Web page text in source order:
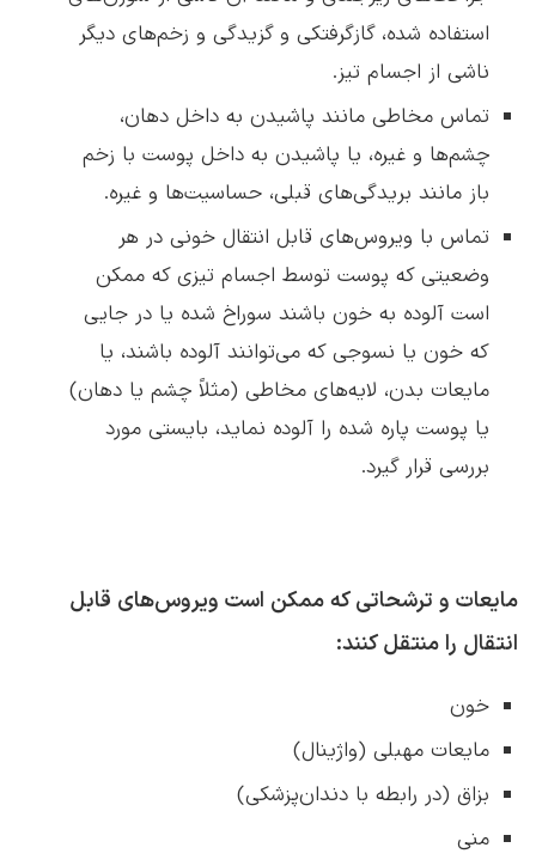
استفاده شده، گازگرفتکی و گزیدگی و زخم‌های دیگر
ناشی از اجسام تیز.
تماس مخاطی مانند پاشیدن به داخل دهان،
چشم‌ها و غیره، یا پاشیدن به داخل پوست با زخم
باز مانند بریدگی‌های قبلی، حساسیت‌ها و غیره.
تماس با ویروس‌های قابل انتقال خونی در هر
وضعیتی که پوست توسط اجسام تیزی که ممکن
است آلوده به خون باشند سوراخ شده یا در جایی
که خون یا نسوجی که می‌توانند آلوده باشند، یا
مایعات بدن، لایه‌های مخاطی (مثلاً چشم یا دهان)
یا پوست پاره شده را آلوده نماید، بایستی مورد
بررسی قرار گیرد.
مایعات و ترشحاتی که ممکن است ویروس‌های قابل
انتقال را منتقل کنند:
خون
مایعات مهبلی (واژینال)
بزاق (در رابطه با دندان‌پزشکی)
منی